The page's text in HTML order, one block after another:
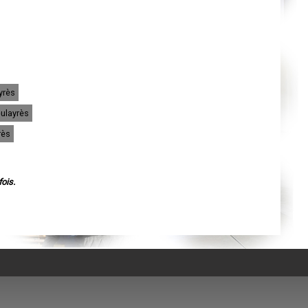
Vesoul
Chalon-sur-Saône